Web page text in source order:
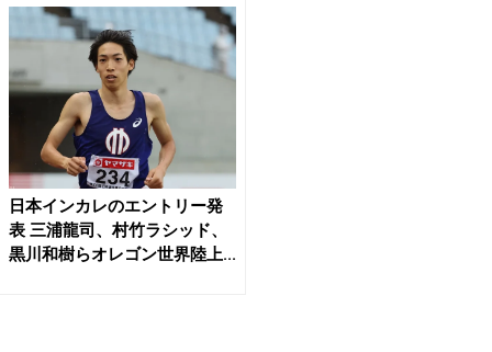
日本インカレのエントリー発
表 三浦龍司、村竹ラシッド、
黒川和樹らオレゴン世界陸上...